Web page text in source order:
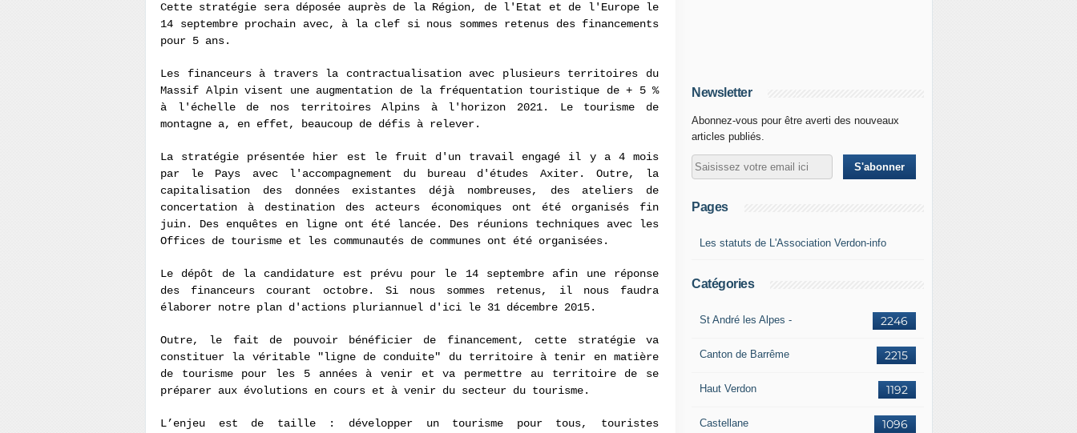
Cette stratégie sera déposée auprès de la Région, de l'Etat et de l'Europe le
14 septembre prochain avec, à la clef si nous sommes retenus des financements
pour 5 ans.
Les financeurs à travers la contractualisation avec plusieurs territoires du
Massif Alpin visent une augmentation de la fréquentation touristique de + 5 %
à l'échelle de nos territoires Alpins à l'horizon 2021. Le tourisme de
montagne a, en effet, beaucoup de défis à relever.
La stratégie présentée hier est le fruit d'un travail engagé il y a 4 mois
par le Pays avec l'accompagnement du bureau d'études Axiter. Outre, la
capitalisation des données existantes déjà nombreuses, des ateliers de
concertation à destination des acteurs économiques ont été organisés fin
juin. Des enquêtes en ligne ont été lancée. Des réunions techniques avec les
Offices de tourisme et les communautés de communes ont été organisées.
Le dépôt de la candidature est prévu pour le 14 septembre afin une réponse
des financeurs courant octobre. Si nous sommes retenus, il nous faudra
élaborer notre plan d'actions pluriannuel d'ici le 31 décembre 2015.
Outre, le fait de pouvoir bénéficier de financement, cette stratégie va
constituer la véritable "ligne de conduite" du territoire à tenir en matière
de tourisme pour les 5 années à venir et va permettre au territoire de se
préparer aux évolutions en cours et à venir du secteur du tourisme.
L’enjeu est de taille : développer un tourisme pour tous, touristes
Newsletter
Abonnez-vous pour être averti des nouveaux
articles publiés.
Pages
Les statuts de L'Association Verdon-info
Catégories
2246
St André les Alpes -
2215
Canton de Barrême
1192
Haut Verdon
1096
Castellane